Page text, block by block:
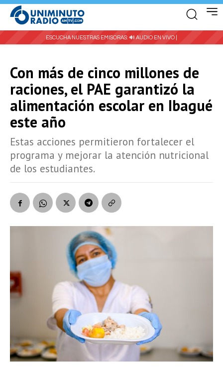
ESCUCHA NUESTRAS EMISORAS: 🔊 AUDIO EN VIVO |
Con más de cinco millones de
raciones, el PAE garantizó la
alimentación escolar en Ibagué
este año
Estas acciones permitieron fortalecer el
programa y mejorar la atención nutricional
de los estudiantes.